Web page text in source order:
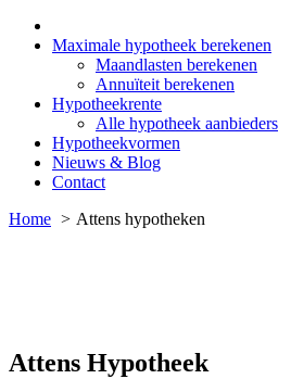
Maximale hypotheek berekenen
Maandlasten berekenen
Annuïteit berekenen
Hypotheekrente
Alle hypotheek aanbieders
Hypotheekvormen
Nieuws & Blog
Contact
Home
Attens hypotheken
Attens Hypotheek